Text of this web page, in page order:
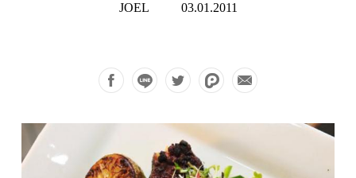
JOEL 03.01.2011